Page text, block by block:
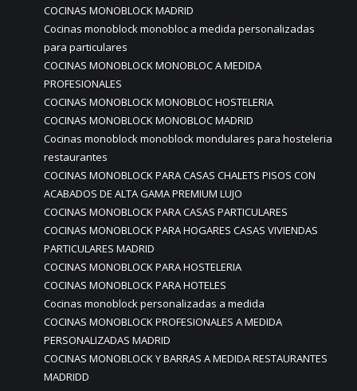
COCINAS MONOBLOCK MADRID
Cocinas monoblock monobloc a medida personalizadas
para particulares
COCINAS MONOBLOCK MONOBLOC A MEDIDA
PROFESIONALES
COCINAS MONOBLOCK MONOBLOC HOSTELERIA
COCINAS MONOBLOCK MONOBLOC MADRID
Cocinas monoblock monoblock mondulares para hosteleria
restaurantes
COCINAS MONOBLOCK PARA CASAS CHALETS PISOS CON
ACABADOS DE ALTA GAMA PREMIUM LUJO
COCINAS MONOBLOCK PARA CASAS PARTICULARES
COCINAS MONOBLOCK PARA HOGARES CASAS VIVIENDAS
PARTICULARES MADRID
COCINAS MONOBLOCK PARA HOSTELERIA
COCINAS MONOBLOCK PARA HOTELES
Cocinas monoblock personalizadas a medida
COCINAS MONOBLOCK PROFESIONALES A MEDIDA
PERSONALIZADAS MADRID
COCINAS MONOBLOCK Y BARRAS A MEDIDA RESTAURANTES
MADRIDD